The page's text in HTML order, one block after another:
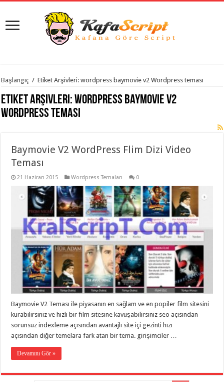
istanbul
evden
eve
taşımacılık,
gaziantep
taşımacılık
evden
taşımacılık,
gaziantep
taşımacılık,
taşımacılık,
gaziantep
taşımacılık,
gaziantep
taşımacılık,
evden
gaziantep
evden
taşımacılık,
evden
taşımacılık,
Başlangıç / Etiket Arşivleri: wordpress baymovie v2 Wordpress teması
Etiket Arşivleri:wordpress baymovie v2
Wordpress teması
Baymovie V2 WordPress Flim Dizi Video
Teması
21 Haziran 2015 Wordpress Temaları 0
Baymovie V2 Teması ile piyasanın en sağlam ve en popiler film sitesini
kurabilirsiniz ve hızlı bir film sitesine kavuşabilirsiniz seo açısından
sorunsuz indexleme açısından avantajlı site içi gezinti hızı
açısından diğer temelara fark atan bir tema. girişimciler …
Devamını Gör »